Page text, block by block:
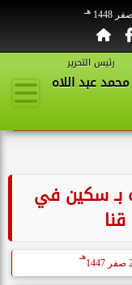
هـ
رئيس التحرير
محمد عبد اللاه
بـ سكين في
هـ